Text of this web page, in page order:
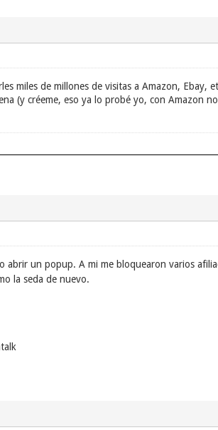
miles de millones de visitas a Amazon, Ebay,
(y créeme, eso ya lo probé yo, con Amazon
abrir un popup. A mi me bloquearon varios
la seda de nuevo.